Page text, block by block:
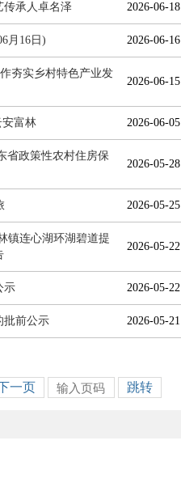
承人卓名泽 2026-06-18
月16日) 2026-06-16
夯实乡村特色产业发
2026-06-15
安富林 2026-06-05
省政策性农村住房保
2026-05-28
2026-05-25
镇连心湖环湖碧道提
2026-05-22
示 2026-05-22
批前公示 2026-05-21
一页 跳转